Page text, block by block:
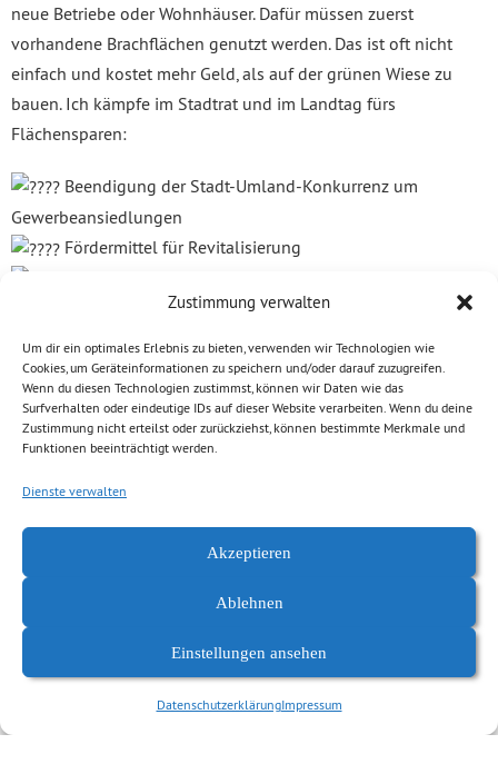
Zustimmung verwalten
Um dir ein optimales Erlebnis zu bieten, verwenden wir Technologien wie
Cookies, um Geräteinformationen zu speichern und/oder darauf zuzugreifen.
Wenn du diesen Technologien zustimmst, können wir Daten wie das
Surfverhalten oder eindeutige IDs auf dieser Website verarbeiten. Wenn du deine
Zustimmung nicht erteilst oder zurückziehst, können bestimmte Merkmale und
Funktionen beeinträchtigt werden.
Dienste verwalten
Akzeptieren
Ablehnen
Einstellungen ansehen
DatenschutzerklärungImpressum
neue Betriebe oder Wohnhäuser. Dafür müssen zuerst
vorhandene Brachflächen genutzt werden. Das ist oft nicht
einfach und kostet mehr Geld, als auf der grünen Wiese zu
bauen. Ich kämpfe im Stadtrat und im Landtag fürs
Flächensparen:
Beendigung der Stadt-Umland-Konkurrenz um
Gewerbeansiedlungen
Fördermittel für Revitalisierung
Sanierung von vergifteten Flächen
Entsiegelung als Ausgleich für Versiegelung
handelbare Versiegelungs-Zertifikate.
Es gibt viele gute Ideen gegen den Flächenfraß. Ich will, dass
sie in der Praxis funktionieren.